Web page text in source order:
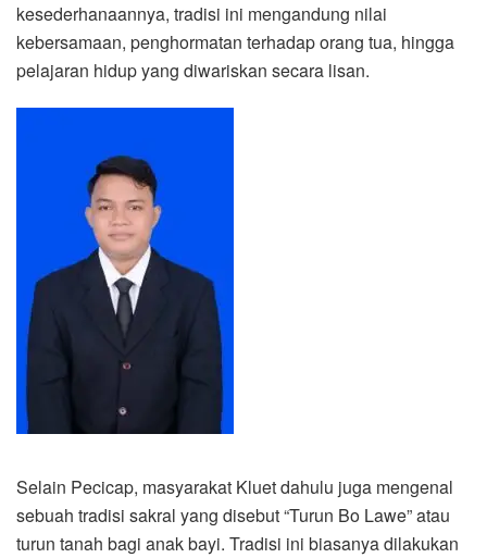
kesederhanaannya, tradisi ini mengandung nilai
kebersamaan, penghormatan terhadap orang tua, hingga
pelajaran hidup yang diwariskan secara lisan.
Selain Pecicap, masyarakat Kluet dahulu juga mengenal
sebuah tradisi sakral yang disebut “Turun Bo Lawe” atau
turun tanah bagi anak bayi. Tradisi ini biasanya dilakukan